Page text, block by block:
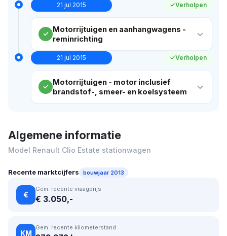
21 jul 2015 Verholpen
Motorrijtuigen en aanhangwagens -
reminrichting
21 jul 2015 Verholpen
Motorrijtuigen - motor inclusief
brandstof-, smeer- en koelsysteem
Algemene informatie
Model Renault Clio Estate stationwagen
Recente marktcijfers bouwjaar 2013
€
Gem. recente vraagprijs
€ 3.050,-
KM
Gem. recente kilometerstand